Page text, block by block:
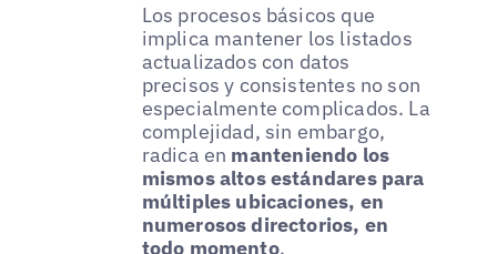
Los procesos básicos que
implica mantener los listados
actualizados con datos
precisos y consistentes no son
especialmente complicados. La
complejidad, sin embargo,
radica en manteniendo los
mismos altos estándares para
múltiples ubicaciones, en
numerosos directorios, en
todo momento.